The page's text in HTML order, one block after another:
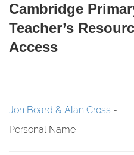
Cambridge
Teacher’s
Access
Jon Board & Alan Cross -
Personal Name